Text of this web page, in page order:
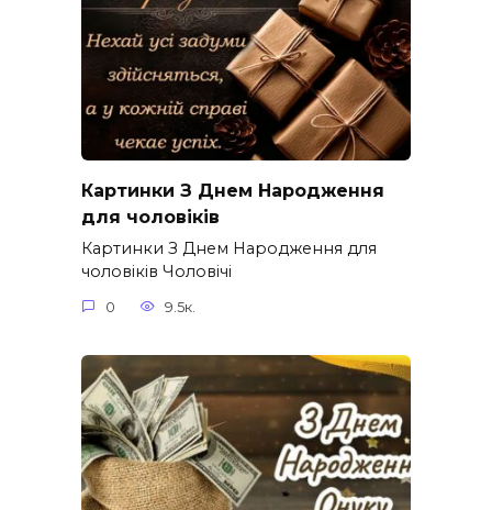
Картинки З Днем Народження
для чоловіків​
Картинки З Днем Народження для
чоловіків​ Чоловічі
0 9.5к.